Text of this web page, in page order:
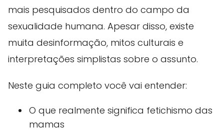
mais pesquisados dentro do campo da
sexualidade humana. Apesar disso, existe
muita desinformação, mitos culturais e
interpretações simplistas sobre o assunto.
Neste guia completo você vai entender:
O que realmente significa fetichismo das
mamas